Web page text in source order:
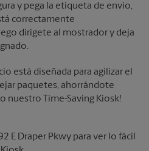
y pega la etiqueta de envío,
correctamente
dirígete al mostrador y deja
está diseñada para agilizar el
paquetes, ahorrándote
nuestro Time-Saving Kiosk!
E Draper Pkwy para ver lo fácil